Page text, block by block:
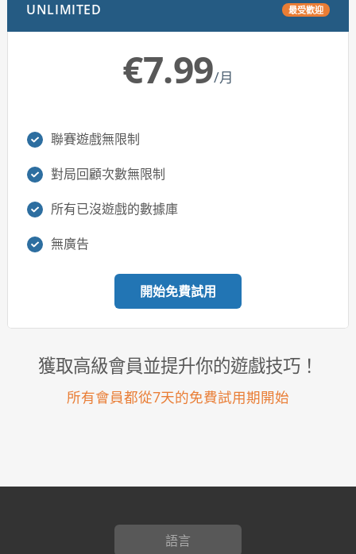
UNLIMITED 最受歡迎
€7.99/月
聯賽遊戲無限制
對局回顧次數無限制
所有已沒遊戲的數據庫
無廣告
開始免費試用
獲取高級會員並提升你的遊戲技巧！
所有會員都從7天的免費試用期開始
語言